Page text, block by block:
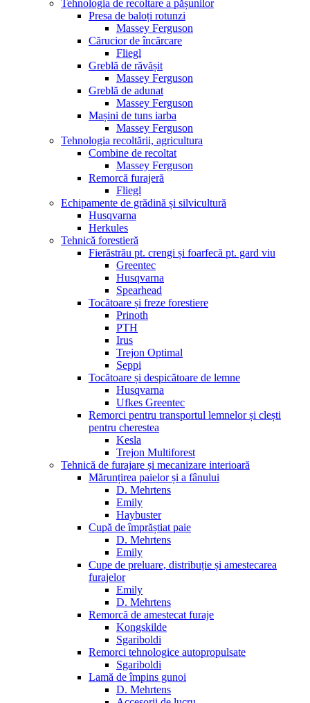
Tehnologia de recoltare a pășunilor
Presa de baloți rotunzi
Massey Ferguson
Cărucior de încărcare
Fliegl
Greblă de răvășit
Massey Ferguson
Greblă de adunat
Massey Ferguson
Mașini de tuns iarba
Massey Ferguson
Tehnologia recoltării, agricultura
Combine de recoltat
Massey Ferguson
Remorcă furajeră
Fliegl
Echipamente de grădină și silvicultură
Husqvarna
Herkules
Tehnică forestieră
Fierăstrău pt. crengi și foarfecă pt. gard viu
Greentec
Husqvarna
Spearhead
Tocătoare și freze forestiere
Prinoth
PTH
Irus
Trejon Optimal
Seppi
Tocătoare și despicătoare de lemne
Husqvarna
Ufkes Greentec
Remorci pentru transportul lemnelor și clești
pentru cherestea
Kesla
Trejon Multiforest
Tehnică de furajare și mecanizare interioară
Mărunțirea paielor și a fânului
D. Mehrtens
Emily
Haybuster
Cupă de împrăștiat paie
D. Mehrtens
Emily
Cupe de preluare, distribuție și amestecarea
furajelor
Emily
D. Mehrtens
Remorcă de amestecat furaje
Kongskilde
Sgariboldi
Remorci tehnologice autopropulsate
Sgariboldi
Lamă de împins gunoi
D. Mehrtens